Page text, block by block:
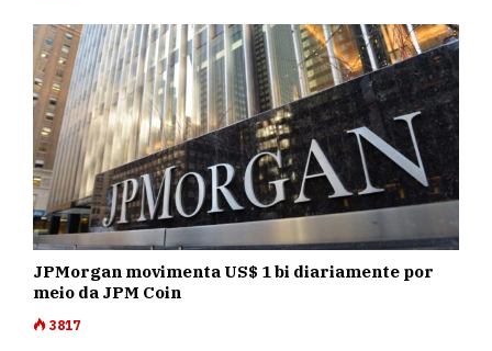
JPMorgan movimenta US$ 1 bi diariamente por
meio da JPM Coin
3817